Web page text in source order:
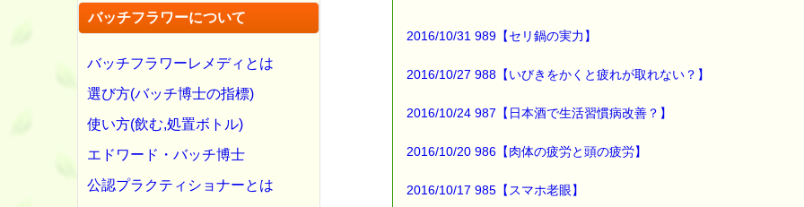
バッチフラワーについて
バッチフラワーレメディとは
選び方(バッチ博士の指標)
使い方(飲む,処置ボトル)
エドワード・バッチ博士
公認プラクティショナーとは
そんな時には、
役に立つかもしれませんよ (*^_^*)
http://www.pass-thyme.com/guide/info.asp
2016/10/31 989【セリ鍋の実力】
2016/10/27 988【いびきをかくと疲れが取れない？】
2016/10/24 987【日本酒で生活習慣病改善？】
2016/10/20 986【肉体の疲労と頭の疲労】
2016/10/17 985【スマホ老眼】